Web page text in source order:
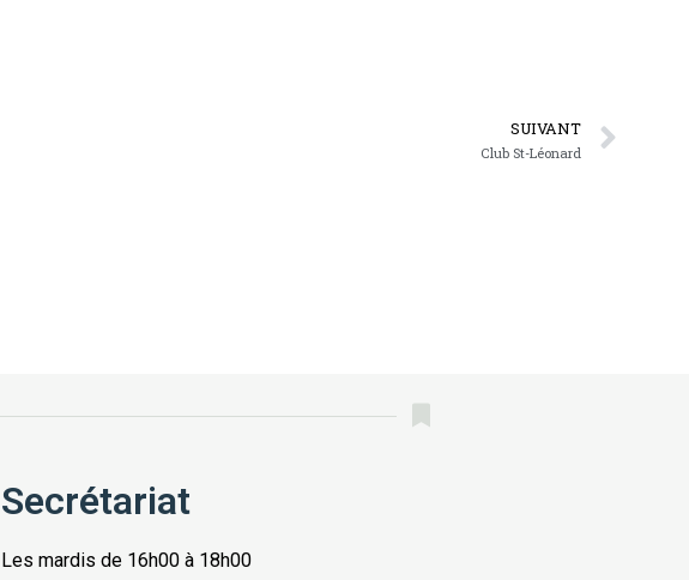
SUIVANT
Club St-Léonard
Secrétariat
Les mardis de 16h00 à 18h00